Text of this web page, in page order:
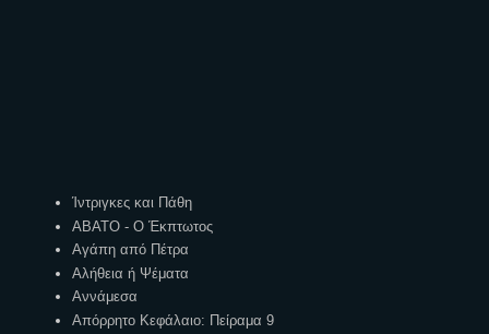
Ίντριγκες και Πάθη
ΑΒΑΤΟ - Ο Έκπτωτος
Αγάπη από Πέτρα
Αλήθεια ή Ψέματα
Αννάμεσα
Απόρρητο Κεφάλαιο: Πείραμα 9